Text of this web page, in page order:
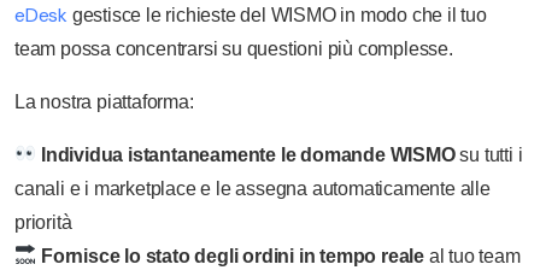
eDesk gestisce le richieste del WISMO in modo che il tuo
team possa concentrarsi su questioni più complesse.
La nostra piattaforma:
Individua istantaneamente le domande WISMOsu tutti i
canali e i marketplace e le assegna automaticamente alle
priorità
Fornisce lo stato degli ordini in tempo reale al tuo team